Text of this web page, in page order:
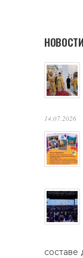
НОВОСТИ
14.07.2026